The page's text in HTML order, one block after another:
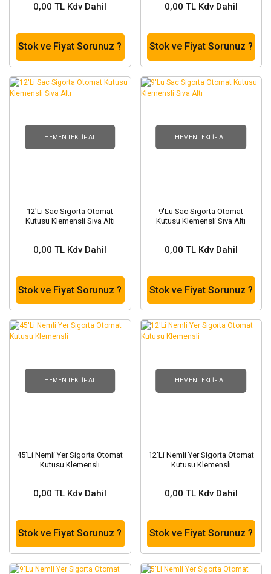
0,00 TL Kdv Dahil
Stok ve Fiyat Sorunuz ?
0,00 TL Kdv Dahil
Stok ve Fiyat Sorunuz ?
HEMEN TEKLIF AL
12'Li Sac Sigorta Otomat
Kutusu Klemensli Sıva Altı
0,00 TL Kdv Dahil
Stok ve Fiyat Sorunuz ?
HEMEN TEKLIF AL
9'Lu Sac Sigorta Otomat
Kutusu Klemensli Sıva Altı
0,00 TL Kdv Dahil
Stok ve Fiyat Sorunuz ?
HEMEN TEKLIF AL
45'Li Nemli Yer Sigorta Otomat
Kutusu Klemensli
0,00 TL Kdv Dahil
Stok ve Fiyat Sorunuz ?
HEMEN TEKLIF AL
12'Li Nemli Yer Sigorta Otomat
Kutusu Klemensli
0,00 TL Kdv Dahil
Stok ve Fiyat Sorunuz ?